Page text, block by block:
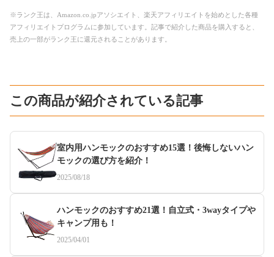
※ランク王は、Amazon.co.jpアソシエイト、楽天アフィリエイトを始めとした各種
アフィリエイトプログラムに参加しています。記事で紹介した商品を購入すると、
売上の一部がランク王に還元されることがあります。
この商品が紹介されている記事
室内用ハンモックのおすすめ15選！後悔しないハン
モックの選び方を紹介！
2025/08/18
ハンモックのおすすめ21選！自立式・3wayタイプや
キャンプ用も！
2025/04/01